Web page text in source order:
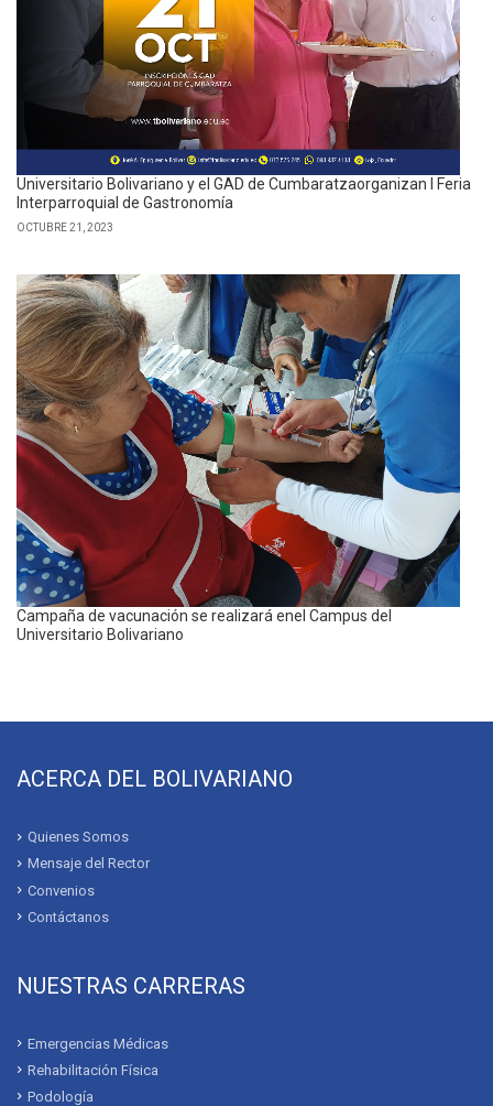
Universitario Bolivariano y el GAD de Cumbaratzaorganizan I Feria
Interparroquial de Gastronomía
OCTUBRE 21, 2023
Campaña de vacunación se realizará enel Campus del
Universitario Bolivariano
ACERCA DEL BOLIVARIANO
Quienes Somos
Mensaje del Rector
Convenios
Contáctanos
NUESTRAS CARRERAS
Emergencias Médicas
Rehabilitación Física
Podología